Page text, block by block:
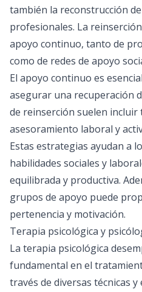
también la reconstrucción
profesionales. La
apoyo continuo, tanto de
como de redes de apoyo
El apoyo continuo es
asegurar una recuperación
de reinserción suelen incluir
asesoramiento laboral y
Estas estrategias ayudan a
habilidades sociales y
equilibrada y productiva.
grupos de apoyo puede
pertenencia y motivación.
Terapia psicológica y
La terapia psicológica
fundamental en el
través de diversas técnicas